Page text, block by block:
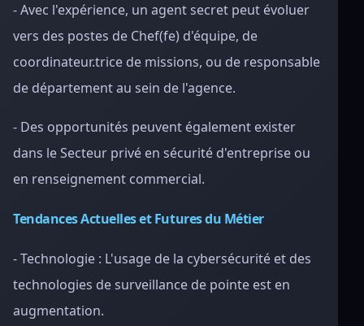
- Avec l'expérience, un agent secret peut évoluer
vers des postes de Chef(fe) d'équipe, de
coordinateur.trice de missions, ou de responsable
de département au sein de l'agence.
- Des opportunités peuvent également exister
dans le Secteur privé en sécurité d'entreprise ou
en renseignement commercial.
Tendances Actuelles et Futures du Métier
- Technologie : L'usage de la cybersécurité et des
technologies de surveillance de pointe est en
augmentation.